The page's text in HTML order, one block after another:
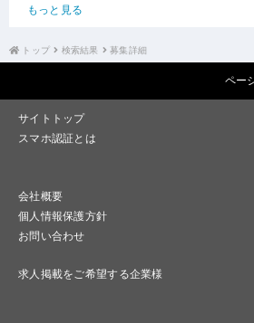
もっと見る
トップ 検索結果 募集詳細
ペー
サイトトップ
スマホ認証とは
会社概要
個人情報保護方針
お問い合わせ
求人掲載をご希望する企業様